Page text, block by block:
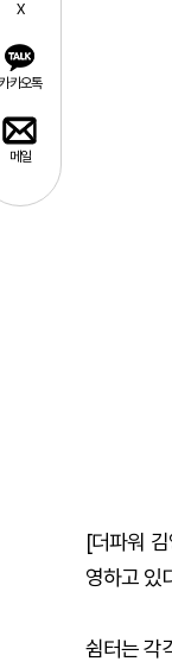
X
카오톡
메일
[더파워
영하고 있
쉼터는 각